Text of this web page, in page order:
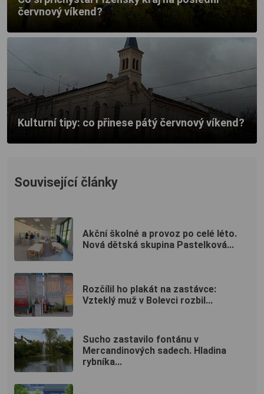
červnový víkend?
Kulturní tipy: co přinese pátý červnový víkend?
Související články
Akční školné a provoz po celé léto.
Nová dětská skupina Pastelková...
Rozčílil ho plakát na zastávce:
Vzteklý muž v Bolevci rozbil...
Sucho zastavilo fontánu v
Mercandinových sadech. Hladina
rybníka...